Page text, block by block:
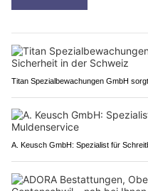
Titan Spezialbewachungen GmbH
A. Keusch GmbH: Spezialist für